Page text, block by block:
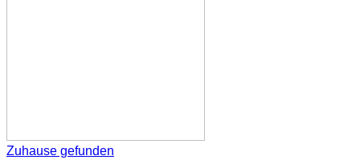
Zuhause gefunden